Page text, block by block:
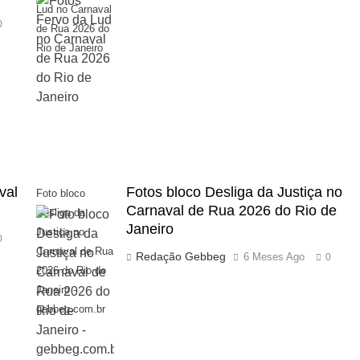
Lud no Carnaval
de Rua 2026 do
Rio de Janeiro
Foto bloco
Desliga da
Justiça no
Carnaval de Rua
2026 do Rio de
Janeiro -
gebbeg.com.br
Fotos bloco Desliga da Justiça no
Carnaval de Rua 2026 do Rio de
Janeiro
Redação Gebbeg 6 Meses Ago 0